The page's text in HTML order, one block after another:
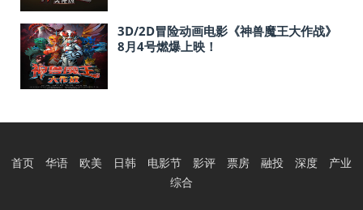
3D/2D冒险动画电影《神兽魔王大作战》
8月4号燃爆上映！
首页 华语 欧美 日韩 电影节 影评 票房 融投 深度
产业
综合